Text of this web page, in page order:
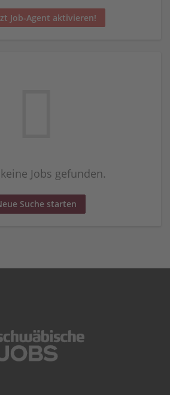
Job-Agent aktivieren!
Jobs gefunden.
Suche starten